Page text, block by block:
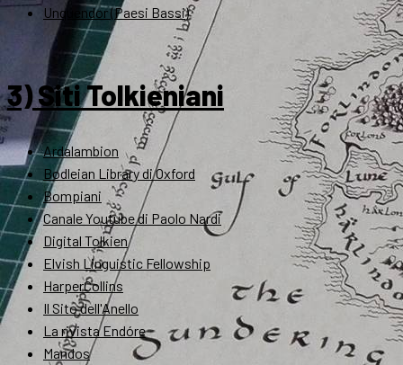
Unquendor (Paesi Bassi)
3) Siti Tolkieniani
Ardalambion
Bodleian Library di Oxford
Bompiani
Canale Youtube di Paolo Nardi
Digital Tolkien
Elvish Linguistic Fellowship
HarperCollins
Il Sito dell'Anello
La rivista Endóre
Mandos